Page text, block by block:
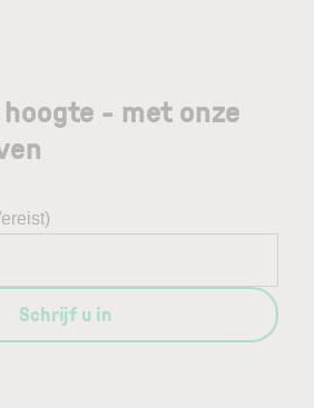
- met onze
Schrijf u in